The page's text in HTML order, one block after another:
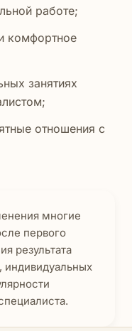
работе;
комфортное
занятиях
отношения с
многие
первого
результата
индивидуальных